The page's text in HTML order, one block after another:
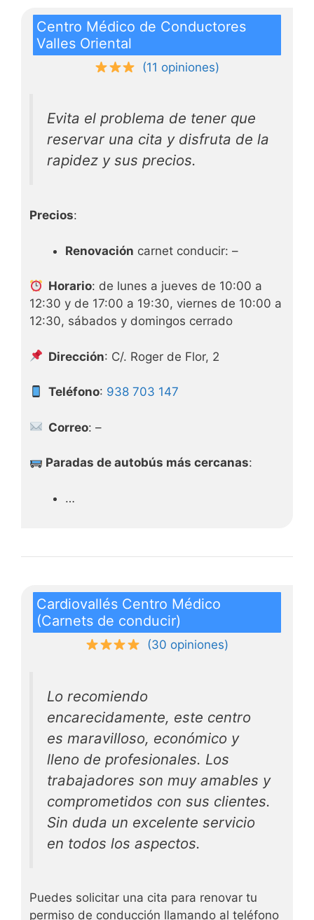
Centro Médico de Conductores
Valles Oriental
(11 opiniones)
Evita el problema de tener que
reservar una cita y disfruta de la
rapidez y sus precios.
Precios:
Renovación carnet conducir: –
Horario: de lunes a jueves de 10:00 a
12:30 y de 17:00 a 19:30, viernes de 10:00 a
12:30, sábados y domingos cerrado
Dirección: C/. Roger de Flor, 2
Teléfono: 938 703 147
Correo: –
Paradas de autobús más cercanas:
…
Cardiovallés Centro Médico
(Carnets de conducir)
(30 opiniones)
Lo recomiendo
encarecidamente, este centro
es maravilloso, económico y
lleno de profesionales. Los
trabajadores son muy amables y
comprometidos con sus clientes.
Sin duda un excelente servicio
en todos los aspectos.
Puedes solicitar una cita para renovar tu
permiso de conducción llamando al teléfono